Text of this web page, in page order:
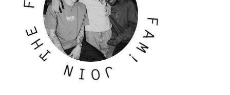
J
O
I
N
T
H F
A
M
!